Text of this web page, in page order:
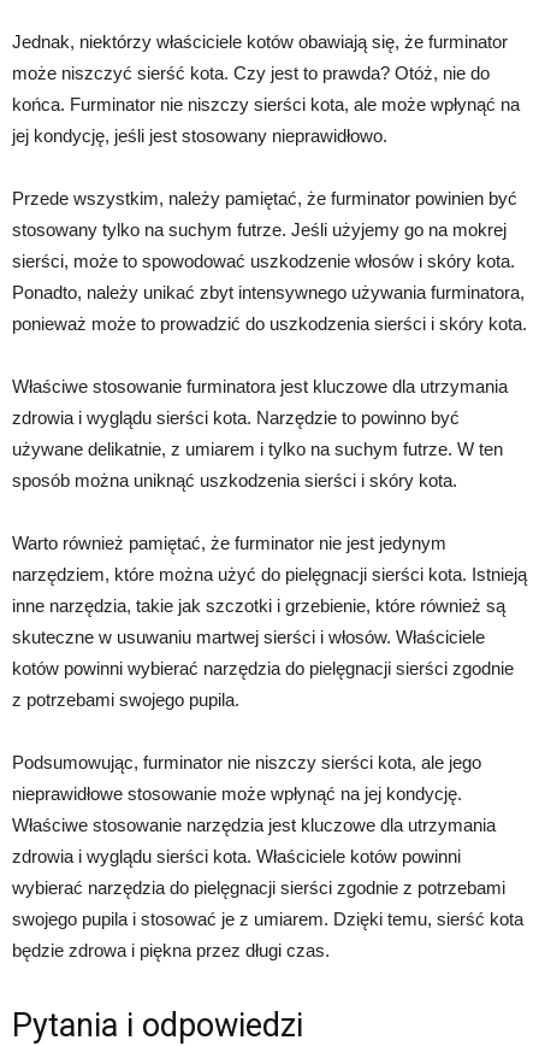
Jednak, niektórzy właściciele kotów obawiają się, że furminator
może niszczyć sierść kota. Czy jest to prawda? Otóż, nie do
końca. Furminator nie niszczy sierści kota, ale może wpłynąć na
jej kondycję, jeśli jest stosowany nieprawidłowo.
Przede wszystkim, należy pamiętać, że furminator powinien być
stosowany tylko na suchym futrze. Jeśli użyjemy go na mokrej
sierści, może to spowodować uszkodzenie włosów i skóry kota.
Ponadto, należy unikać zbyt intensywnego używania furminatora,
ponieważ może to prowadzić do uszkodzenia sierści i skóry kota.
Właściwe stosowanie furminatora jest kluczowe dla utrzymania
zdrowia i wyglądu sierści kota. Narzędzie to powinno być
używane delikatnie, z umiarem i tylko na suchym futrze. W ten
sposób można uniknąć uszkodzenia sierści i skóry kota.
Warto również pamiętać, że furminator nie jest jedynym
narzędziem, które można użyć do pielęgnacji sierści kota. Istnieją
inne narzędzia, takie jak szczotki i grzebienie, które również są
skuteczne w usuwaniu martwej sierści i włosów. Właściciele
kotów powinni wybierać narzędzia do pielęgnacji sierści zgodnie
z potrzebami swojego pupila.
Podsumowując, furminator nie niszczy sierści kota, ale jego
nieprawidłowe stosowanie może wpłynąć na jej kondycję.
Właściwe stosowanie narzędzia jest kluczowe dla utrzymania
zdrowia i wyglądu sierści kota. Właściciele kotów powinni
wybierać narzędzia do pielęgnacji sierści zgodnie z potrzebami
swojego pupila i stosować je z umiarem. Dzięki temu, sierść kota
będzie zdrowa i piękna przez długi czas.
Pytania i odpowiedzi